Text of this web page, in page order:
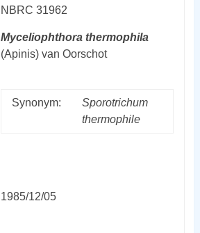
NBRC 31962
Myceliophthora thermophila
(Apinis) van Oorschot
Synonym:
Sporotrichum
thermophile
1985/12/05